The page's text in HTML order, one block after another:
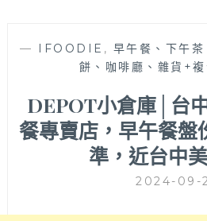
— IFOODIE , 早午餐、下午
餅、咖啡廳、雜貨+
DEPOT小倉庫│台
餐專賣店，早午餐盤
準，近台中
2024-09-